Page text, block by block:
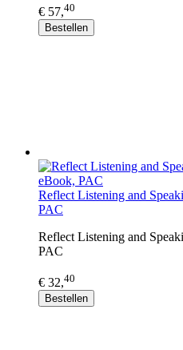
€ 57,40
Bestellen
Reflect Listening and
PAC
Reflect Listening and
PAC
€ 32,40
Bestellen